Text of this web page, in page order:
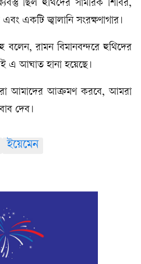
ছিল হুথিদের সামরিক শিবির,
একটি জ্বালানি সংরক্ষণাগার।
বলেন, রামন বিমানবন্দরে হুথিদের
এ আঘাত হানা হয়েছে।
আমাদের আক্রমণ করবে, আমরা
দেব।
ইয়েমেন